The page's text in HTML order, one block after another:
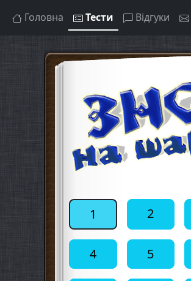
Головна Тести Відгуки
1 2
4 5